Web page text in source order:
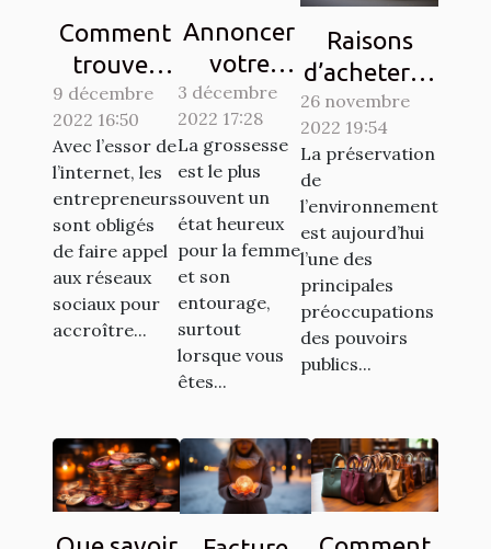
Comment
trouver
des clients
sur les
réseaux
sociaux ?
9 décembre
2022 16:50
Avec l’essor de
l’internet, les
entrepreneurs
sont obligés
de faire appel
aux réseaux
sociaux pour
accroître...
Annoncer
votre
grossesse
à votre
entourage
: Comment
y procéder
?
3 décembre
2022 17:28
La grossesse
est le plus
souvent un
état heureux
pour la femme
et son
entourage,
surtout
lorsque vous
êtes...
Raisons
d’acheter la
vignette
Crit’Air
26 novembre
2022 19:54
La préservation
de
l’environnement
est aujourd’hui
l’une des
principales
préoccupations
des pouvoirs
publics...